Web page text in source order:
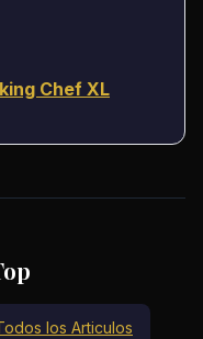
Chef XL
los Articulos